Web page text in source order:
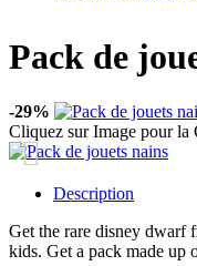
Pack de
-29%
Cliquez sur Image pour la
Description
Get the rare disney dwarf
kids. Get a pack made up